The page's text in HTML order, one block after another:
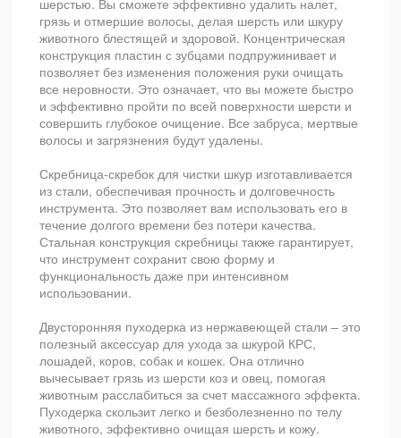
шерстью. Вы сможете эффективно удалить налет,
грязь и отмершие волосы, делая шерсть или шкуру
животного блестящей и здоровой. Концентрическая
конструкция пластин с зубцами подпружинивает и
позволяет без изменения положения руки очищать
все неровности. Это означает, что вы можете быстро
и эффективно пройти по всей поверхности шерсти и
совершить глубокое очищение. Все забруса, мертвые
волосы и загрязнения будут удалены.
Скребница-скребок для чистки шкур изготавливается
из стали, обеспечивая прочность и долговечность
инструмента. Это позволяет вам использовать его в
течение долгого времени без потери качества.
Стальная конструкция скребницы также гарантирует,
что инструмент сохранит свою форму и
функциональность даже при интенсивном
использовании.
Двусторонняя пуходерка из нержавеющей стали – это
полезный аксессуар для ухода за шкурой КРС,
лошадей, коров, собак и кошек. Она отлично
вычесывает грязь из шерсти коз и овец, помогая
животным расслабиться за счет массажного эффекта.
Пуходерка скользит легко и безболезненно по телу
животного, эффективно очищая шерсть и кожу.